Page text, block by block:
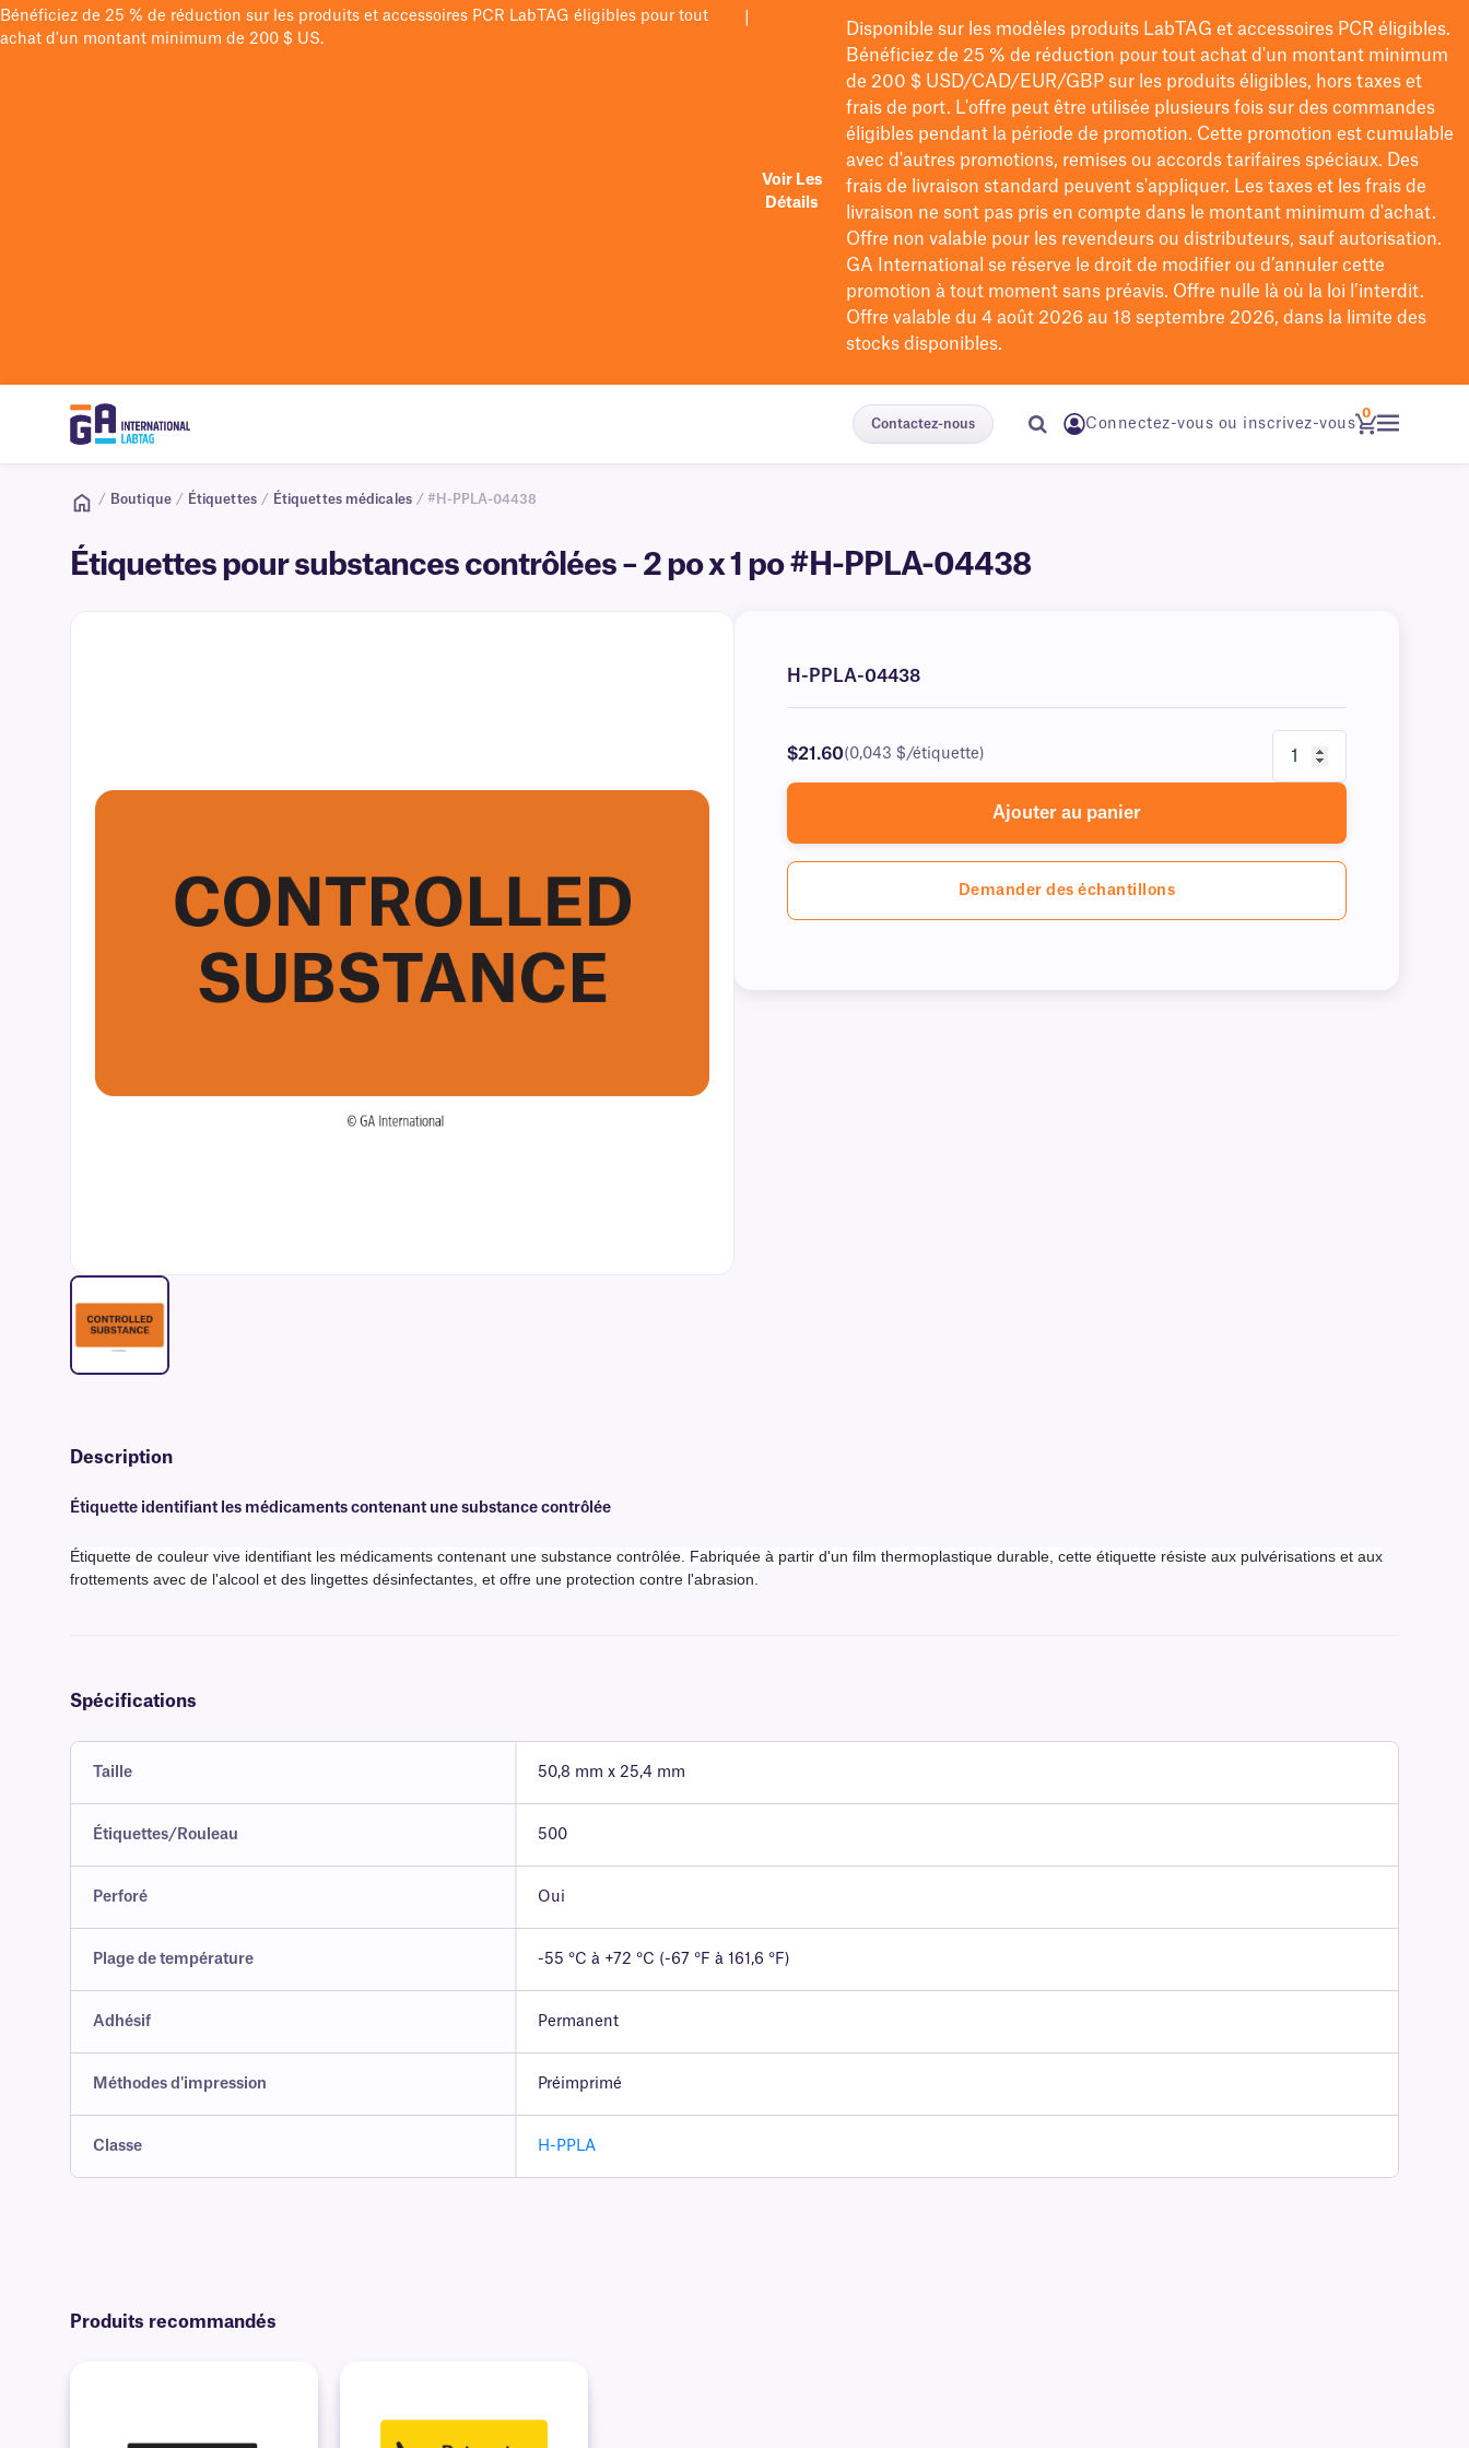
Bénéficiez de 25 % de réduction sur les produits et accessoires PCR LabTAG éligibles pour tout
achat d'un montant minimum de 200 $ US.
Voir Les
Détails
Disponible sur les modèles produits LabTAG et accessoires PCR éligibles.
Bénéficiez de 25 % de réduction pour tout achat d'un montant minimum
de 200 $USD/CAD/EUR/GBPsur les produits éligibles, hors taxes et
frais de port. L'offre peut être utilisée plusieurs fois sur des commandes
éligibles pendant la période de promotion. Cette promotion est cumulable
avec d'autres promotions, remises ou accords tarifaires spéciaux. Des
frais de livraison standard peuvent s'appliquer. Les taxes et les frais de
livraison ne sont pas pris en compte dans le montant minimum d'achat.
Offre non valable pour les revendeurs ou distributeurs, sauf autorisation.
GA International se réserve le droit de modifierou d’annuler cette
promotion à tout moment sans préavis. Offre nulle là où la loi l’interdit.
Offre valable du 4 août 2026 au 18 septembre 2026, dans la limite des
stocks disponibles.
Contactez-nous Connectez-vous ou inscrivez-vous
0
/ Boutique / Étiquettes / Étiquettes médicales / #H-PPLA-04438
Étiquettes pour substances contrôlées – 2 po x 1 po #H-PPLA-04438
H-PPLA-04438
$21.60(0,043 $/étiquette)
Ajouter au panier
Demander des échantillons
Description
Étiquette identifiant les médicaments contenant une substance contrôlée
Étiquette de couleur vive identifiant les médicaments contenant une substance contrôlée. Fabriquée à partir d'un film thermoplastique durable, cette étiquette résiste aux pulvérisations et aux
frottements avec de l'alcool et des lingettes désinfectantes, et offre une protection contre l'abrasion.
Spécifications
Taille 50,8 mm x 25,4 mm
Étiquettes/Rouleau 500
Perforé Oui
Plage de température -55 °C à +72 °C (-67 °F à 161,6 °F)
Adhésif Permanent
Méthodes d'impression Préimprimé
Classe H-PPLA
Produits recommandés